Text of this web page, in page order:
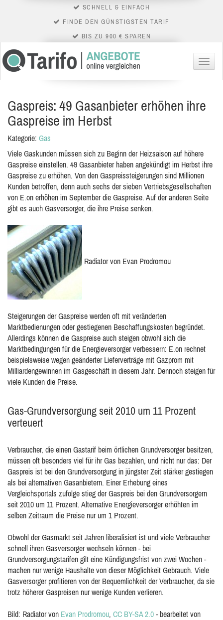
SCHNELL & EINFACH
FINDE DEN GÜNSTIGSTEN TARIF
BIS ZU 900 € SPAREN
Menü
Gaspreis: 49 Gasanbieter erhöhen ihre
Gaspreise im Herbst
Kategorie: Gas
Viele Gaskunden müssen sich zu Beginn der Heizsaison auf höhere
Gaspreise einstellen. 49 Gasanbieter haben angekündigt im Herbst ihre
Gaspreise zu erhöhen. Von den Gaspreissteigerungen sind Millionen
Kunden betroffen, denn auch sechs der sieben Vertriebsgesellschaften
von E.on erhöhen im September die Gaspreise. Auf der anderen Seite
gibt es auch Gasversorger, die ihre Preise senken.
Radiator von Evan Prodromou
Steigerungen der Gaspreise werden oft mit veränderten
Marktbedienungen oder gestiegenen Beschaffungskosten begründet.
Allerdings können die Gaspreise auch steigen obwohl sich die
Marktbedingungen für die Energieversorger verbessern: E.on rechnet
beispielsweise wegen geänderter Lieferverträge mit Gazprom mit
Milliardengewinnen im Gasgeschäft in diesem Jahr. Dennoch steigen für
viele Kunden die Preise.
Gas-Grundversorgung seit 2010 um 11 Prozent
verteuert
Verbraucher, die einen Gastarif beim örtlichen Grundversorger besitzen,
müssen oft besonders viel für ihr Gas bezahlen, und nicht nur das: Der
Gaspreis ist bei den Grundversorgung in jüngster Zeit stärker gestiegen
als bei alternativen Gasanbietern. Einer Erhebung eines
Vergleichsportals zufolge stieg der Gaspreis bei den Grundversorgern
seit 2010 um 11 Prozent. Alternative Energieversorger erhöhten im
selben Zeitraum die Preise nur um 1 Prozent.
Obwohl der Gasmarkt seit Jahren liberalisiert ist und viele Verbraucher
schnell ihren Gasversorger wechseln können - bei
Grundversorgungstarifen gilt eine Kündigungsfrist von zwei Wochen -
machen nur wenige Haushalte von dieser Möglichkeit Gebrauch. Viele
Gasversorger profitieren von der Bequemlichkeit der Verbraucher, da sie
trotz höherer Gaspreisen nur wenige Kunden verlieren.
Bild: Radiator von Evan Prodromou, CC BY-SA 2.0 - bearbeitet von